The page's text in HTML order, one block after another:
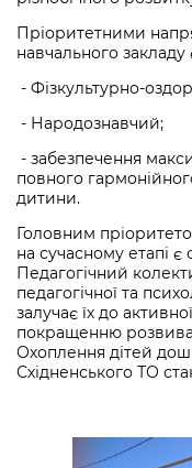
Пріоритетними
навчального закладу
- Фізкультурно-
- Народознавчий;
- забезпечення
повного
дитини.
Головним
на сучасному етапі
Педагогічний
педагогічної та
залучає їх до
покращенню
Охоплення дітей
Східненського ТО